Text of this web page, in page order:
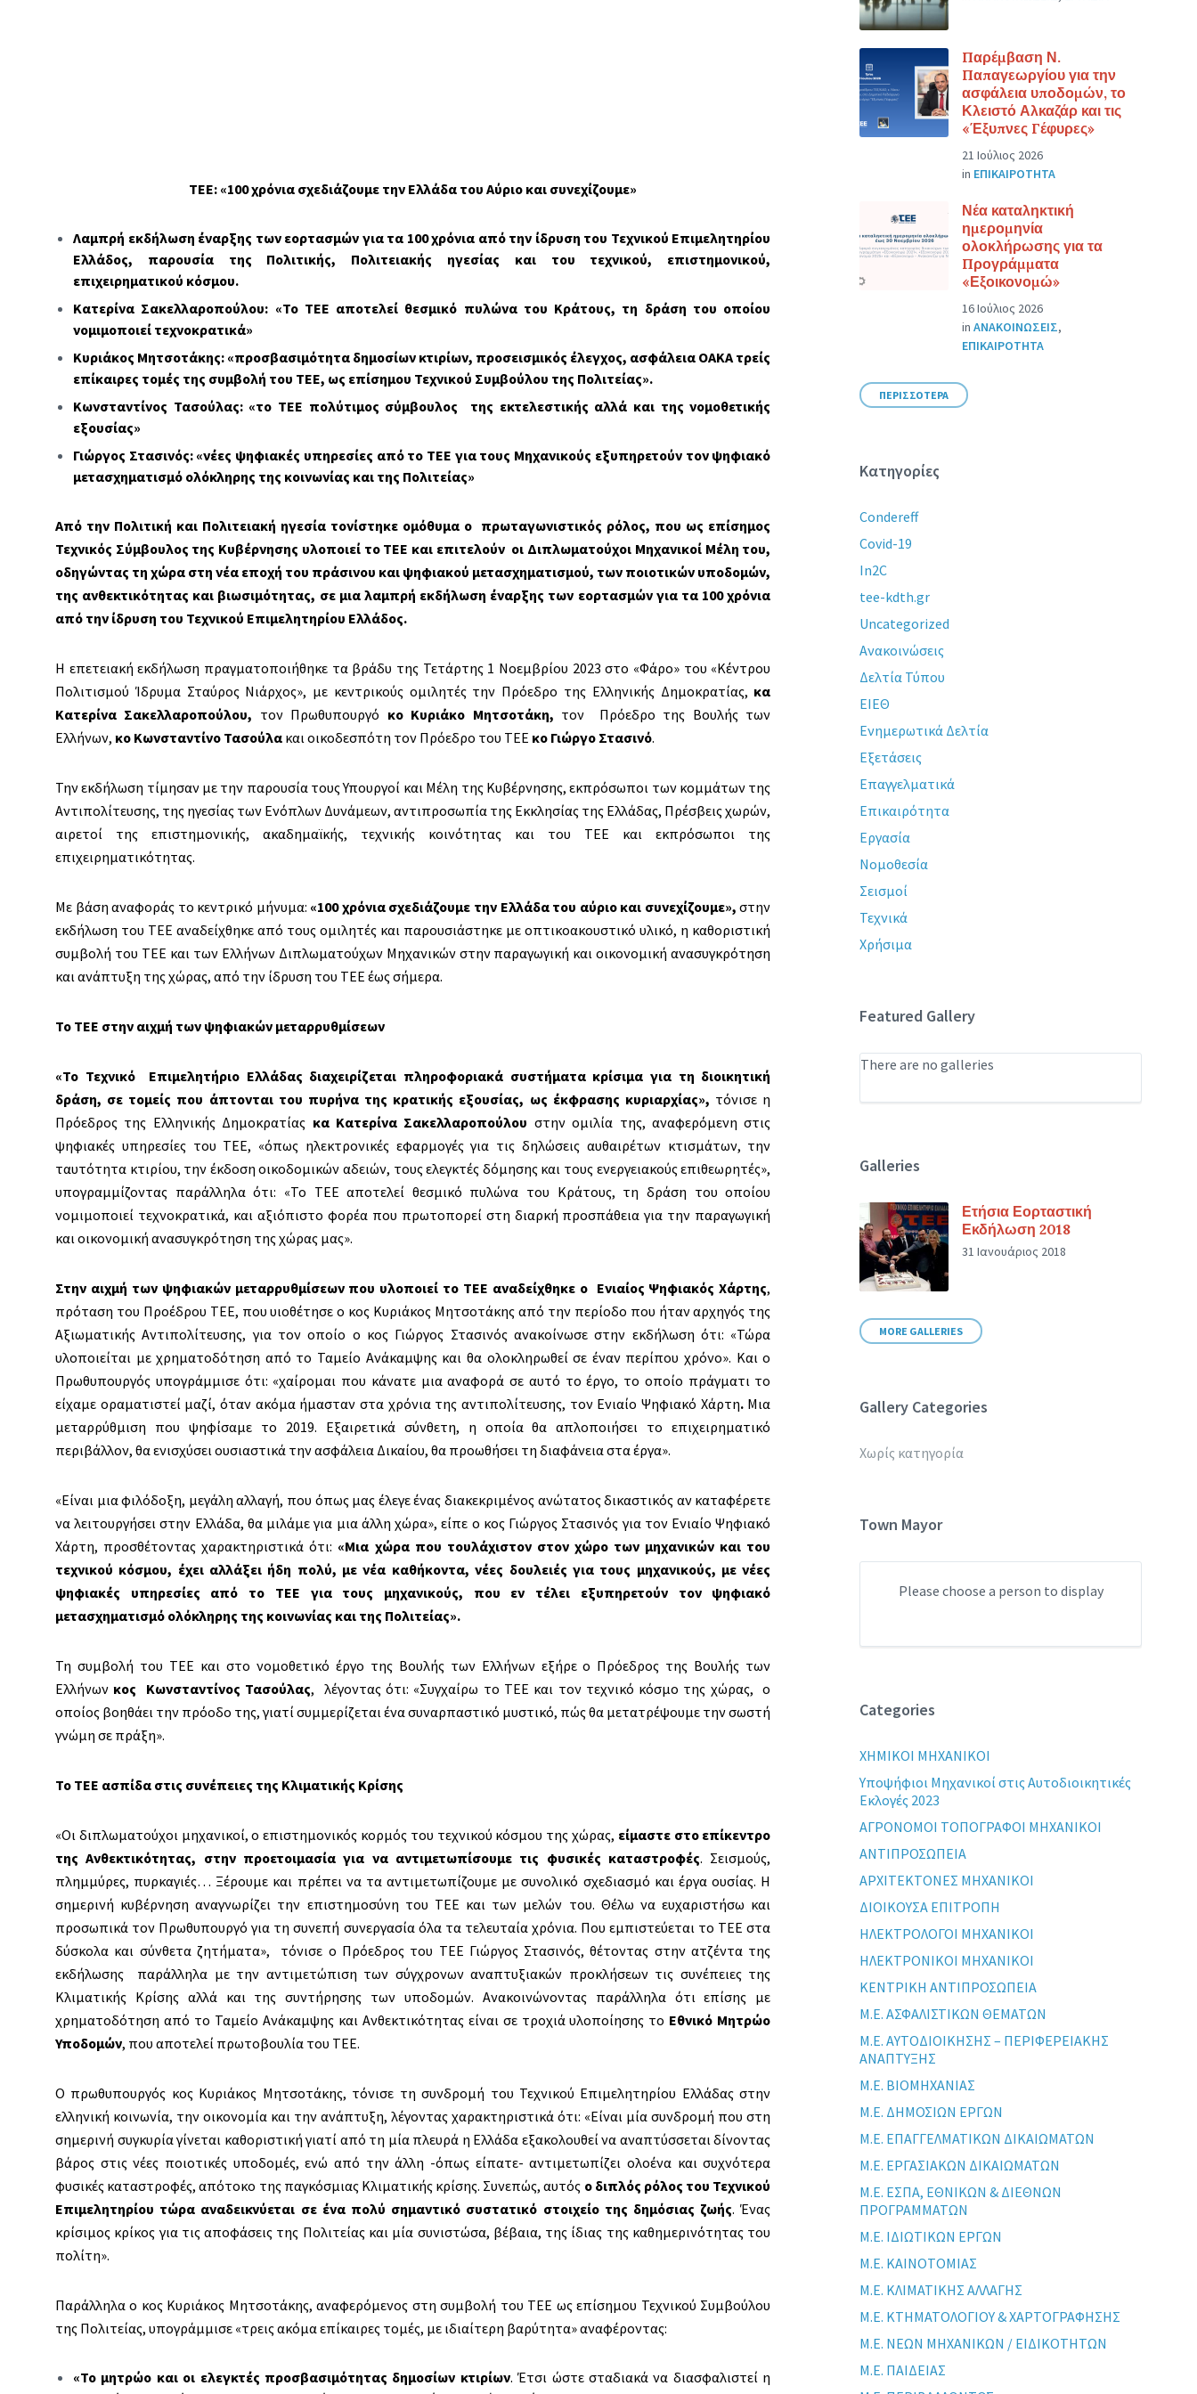
ΤΕΕ: «100 χρόνια σχεδιάζουμε την Ελλάδα του Αύριο και συνεχίζουμε»
Λαμπρή εκδήλωση έναρξης των εορτασμών για τα 100 χρόνια από την ίδρυση του Τεχνικού Επιμελητηρίου
Ελλάδος, παρουσία της Πολιτικής, Πολιτειακής ηγεσίας και του τεχνικού, επιστημονικού,
επιχειρηματικού κόσμου.
Κατερίνα Σακελλαροπούλου: «Το ΤΕΕ αποτελεί θεσμικό πυλώνα του Κράτους, τη δράση του οποίου
νομιμοποιεί τεχνοκρατικά»
Κυριάκος Μητσοτάκης: «προσβασιμότητα δημοσίων κτιρίων, προσεισμικός έλεγχος, ασφάλεια ΟΑΚΑ τρείς
επίκαιρες τομές της συμβολή του ΤΕΕ, ως επίσημου Τεχνικού Συμβούλου της Πολιτείας».
Κωνσταντίνος Τασούλας: «το ΤΕΕ πολύτιμος σύμβουλος της εκτελεστικής αλλά και της νομοθετικής
εξουσίας»
Γιώργος Στασινός: «νέες ψηφιακές υπηρεσίες από το ΤΕΕ για τους Μηχανικούς εξυπηρετούν τον ψηφιακό
μετασχηματισμό ολόκληρης της κοινωνίας και της Πολιτείας»
Από την Πολιτική και Πολιτειακή ηγεσία τονίστηκε ομόθυμα ο πρωταγωνιστικός ρόλος, που ως επίσημος
Τεχνικός Σύμβουλος της Κυβέρνησης υλοποιεί το ΤΕΕ και επιτελούν οι Διπλωματούχοι Μηχανικοί Μέλη του,
οδηγώντας τη χώρα στη νέα εποχή του πράσινου και ψηφιακού μετασχηματισμού, των ποιοτικών υποδομών,
της ανθεκτικότητας και βιωσιμότητας, σε μια λαμπρή εκδήλωση έναρξης των εορτασμών για τα 100 χρόνια
από την ίδρυση του Τεχνικού Επιμελητηρίου Ελλάδος.
Η επετειακή εκδήλωση πραγματοποιήθηκε τα βράδυ της Τετάρτης 1 Νοεμβρίου 2023 στο «Φάρο» του «Κέντρου
Πολιτισμού Ίδρυμα Σταύρος Νιάρχος», με κεντρικούς ομιλητές την Πρόεδρο της Ελληνικής Δημοκρατίας,κα
Κατερίνα Σακελλαροπούλου, τον Πρωθυπουργό κο Κυριάκο Μητσοτάκη, τον Πρόεδρο της Βουλής των
Ελλήνων, κο Κωνσταντίνο Τασούλα και οικοδεσπότη τον Πρόεδρο του ΤΕΕ κο Γιώργο Στασινό.
Την εκδήλωση τίμησαν με την παρουσία τους Υπουργοί και Μέλη της Κυβέρνησης, εκπρόσωποι των κομμάτων της
Αντιπολίτευσης, της ηγεσίας των Ενόπλων Δυνάμεων, αντιπροσωπία της Εκκλησίας της Ελλάδας, Πρέσβεις χωρών,
αιρετοί της επιστημονικής, ακαδημαϊκής, τεχνικής κοινότητας και του ΤΕΕ και εκπρόσωποι της
επιχειρηματικότητας.
Με βάση αναφοράς το κεντρικό μήνυμα: «100 χρόνια σχεδιάζουμε την Ελλάδα του αύριο και συνεχίζουμε»,στην
εκδήλωση του ΤΕΕ αναδείχθηκε από τους ομιλητές και παρουσιάστηκε με οπτικοακουστικό υλικό, η καθοριστική
συμβολή του ΤΕΕ και των Ελλήνων Διπλωματούχων Μηχανικών στην παραγωγική και οικονομική ανασυγκρότηση
και ανάπτυξη της χώρας, από την ίδρυση του ΤΕΕ έως σήμερα.
Το ΤΕΕ στην αιχμή των ψηφιακών μεταρρυθμίσεων
«Το Τεχνικό Επιμελητήριο Ελλάδας διαχειρίζεται πληροφοριακά συστήματα κρίσιμα για τη διοικητική
δράση, σε τομείς που άπτονται του πυρήνα της κρατικής εξουσίας, ως έκφρασης κυριαρχίας», τόνισε η
Πρόεδρος της Ελληνικής Δημοκρατίας κα Κατερίνα Σακελλαροπούλου στην ομιλία της, αναφερόμενη στις
ψηφιακές υπηρεσίες του ΤΕΕ, «όπως ηλεκτρονικές εφαρμογές για τις δηλώσεις αυθαιρέτων κτισμάτων, την
ταυτότητα κτιρίου, την έκδοση οικοδομικών αδειών, τους ελεγκτές δόμησης και τους ενεργειακούς επιθεωρητές»,
υπογραμμίζοντας παράλληλα ότι: «Το ΤΕΕ αποτελεί θεσμικό πυλώνα του Κράτους, τη δράση του οποίου
νομιμοποιεί τεχνοκρατικά, και αξιόπιστο φορέα που πρωτοπορεί στη διαρκή προσπάθεια για την παραγωγική
και οικονομική ανασυγκρότηση της χώρας μας».
Στην αιχμή των ψηφιακών μεταρρυθμίσεων που υλοποιεί το ΤΕΕ αναδείχθηκε ο Ενιαίος Ψηφιακός Χάρτης,
πρόταση του Προέδρου ΤΕΕ, που υιοθέτησε ο κος Κυριάκος Μητσοτάκης από την περίοδο που ήταν αρχηγός της
Αξιωματικής Αντιπολίτευσης, για τον οποίο ο κος Γιώργος Στασινός ανακοίνωσε στην εκδήλωση ότι: «Τώρα
υλοποιείται με χρηματοδότηση από το Ταμείο Ανάκαμψης και θα ολοκληρωθεί σε έναν περίπου χρόνο». Και ο
Πρωθυπουργός υπογράμμισε ότι: «χαίρομαι που κάνατε μια αναφορά σε αυτό το έργο, το οποίο πράγματι το
είχαμε οραματιστεί μαζί, όταν ακόμα ήμασταν στα χρόνια της αντιπολίτευσης, τον Ενιαίο Ψηφιακό Χάρτη.Μια
μεταρρύθμιση που ψηφίσαμε το 2019. Εξαιρετικά σύνθετη, η οποία θα απλοποιήσει το επιχειρηματικό
περιβάλλον, θα ενισχύσει ουσιαστικά την ασφάλεια Δικαίου, θα προωθήσει τη διαφάνεια στα έργα».
«Είναι μια φιλόδοξη, μεγάλη αλλαγή, που όπως μας έλεγε ένας διακεκριμένος ανώτατος δικαστικός αν καταφέρετε
να λειτουργήσει στην Ελλάδα, θα μιλάμε για μια άλλη χώρα», είπε ο κος Γιώργος Στασινός για τον Ενιαίο Ψηφιακό
Χάρτη, προσθέτοντας χαρακτηριστικά ότι: «Μια χώρα που τουλάχιστον στον χώρο των μηχανικών και του
τεχνικού κόσμου, έχει αλλάξει ήδη πολύ, με νέα καθήκοντα, νέες δουλειές για τους μηχανικούς, με νέες
ψηφιακές υπηρεσίες από το ΤΕΕ για τους μηχανικούς, που εν τέλει εξυπηρετούν τον ψηφιακό
μετασχηματισμό ολόκληρης της κοινωνίας και της Πολιτείας».
Τη συμβολή του ΤΕΕ και στο νομοθετικό έργο της Βουλής των Ελλήνων εξήρε ο Πρόεδρος της Βουλής των
Ελλήνωνκος Κωνσταντίνος Τασούλας, λέγοντας ότι: «Συγχαίρω το ΤΕΕ και τον τεχνικό κόσμο της χώρας, ο
οποίος βοηθάει την πρόοδο της, γιατί συμμερίζεται ένα συναρπαστικό μυστικό, πώς θα μετατρέψουμε την σωστή
γνώμη σε πράξη».
Το ΤΕΕ ασπίδα στις συνέπειες της Κλιματικής Κρίσης
«Οι διπλωματούχοι μηχανικοί, ο επιστημονικός κορμός του τεχνικού κόσμου της χώρας, είμαστε στο επίκεντρο
της Ανθεκτικότητας, στην προετοιμασία για να αντιμετωπίσουμε τις φυσικές καταστροφές. Σεισμούς,
πλημμύρες, πυρκαγιές… Ξέρουμε και πρέπει να τα αντιμετωπίζουμε με συνολικό σχεδιασμό και έργα ουσίας. Η
σημερινή κυβέρνηση αναγνωρίζει την επιστημοσύνη του ΤΕΕ και των μελών του. Θέλω να ευχαριστήσω και
προσωπικά τον Πρωθυπουργό για τη συνεπή συνεργασία όλα τα τελευταία χρόνια. Που εμπιστεύεται το ΤΕΕ στα
δύσκολα και σύνθετα ζητήματα», τόνισε ο Πρόεδρος του ΤΕΕ Γιώργος Στασινός, θέτοντας στην ατζέντα της
εκδήλωσης παράλληλα με την αντιμετώπιση των σύγχρονων αναπτυξιακών προκλήσεων τις συνέπειες της
Κλιματικής Κρίσης αλλά και της συντήρησης των υποδομών. Ανακοινώνοντας παράλληλα ότι επίσης με
χρηματοδότηση από το Ταμείο Ανάκαμψης και Ανθεκτικότητας είναι σε τροχιά υλοποίησης το Εθνικό Μητρώο
Υποδομών, που αποτελεί πρωτοβουλία του ΤΕΕ.
Ο πρωθυπουργός κος Κυριάκος Μητσοτάκης, τόνισε τη συνδρομή του Τεχνικού Επιμελητηρίου Ελλάδας στην
ελληνική κοινωνία, την οικονομία και την ανάπτυξη, λέγοντας χαρακτηριστικά ότι: «Είναι μία συνδρομή που στη
σημερινή συγκυρία γίνεται καθοριστική γιατί από τη μία πλευρά η Ελλάδα εξακολουθεί να αναπτύσσεται δίνοντας
βάρος στις νέες ποιοτικές υποδομές, ενώ από την άλλη -όπως είπατε- αντιμετωπίζει ολοένα και συχνότερα
φυσικές καταστροφές, απότοκο της παγκόσμιας Κλιματικής κρίσης. Συνεπώς, αυτός ο διπλός ρόλος του Τεχνικού
Επιμελητηρίου τώρα αναδεικνύεται σε ένα πολύ σημαντικό συστατικό στοιχείο της δημόσιας ζωής. Ένας
κρίσιμος κρίκος για τις αποφάσεις της Πολιτείας και μία συνιστώσα, βέβαια, της ίδιας της καθημερινότητας του
πολίτη».
Παράλληλα ο κος Κυριάκος Μητσοτάκης, αναφερόμενος στη συμβολή του ΤΕΕ ως επίσημου Τεχνικού Συμβούλου
της Πολιτείας, υπογράμμισε «τρεις ακόμα επίκαιρες τομές, με ιδιαίτερη βαρύτητα» αναφέροντας:
«Το μητρώο και οι ελεγκτές προσβασιμότητας δημοσίων κτιρίων. Έτσι ώστε σταδιακά να διασφαλιστεί η
Παρέμβαση Ν.
Παπαγεωργίου για την
ασφάλεια υποδομών, το
Κλειστό Αλκαζάρ και τις
«Έξυπνες Γέφυρες»
21 Ιούλιος 2026
in ΕΠΙΚΑΙΡΟΤΗΤΑ
Νέα καταληκτική
ημερομηνία
ολοκλήρωσης για τα
Προγράμματα
«Εξοικονομώ»
16 Ιούλιος 2026
inΑΝΑΚΟΙΝΩΣΕΙΣ,
ΕΠΙΚΑΙΡΟΤΗΤΑ
ΠΕΡΙΣΣΟΤΕΡΑ
Κατηγορίες
Condereff
Covid-19
In2C
tee-kdth.gr
Uncategorized
Ανακοινώσεις
Δελτία Τύπου
ΕΙΕΘ
Ενημερωτικά Δελτία
Εξετάσεις
Επαγγελματικά
Επικαιρότητα
Εργασία
Νομοθεσία
Σεισμοί
Τεχνικά
Χρήσιμα
Featured Gallery
There are no galleries
Galleries
Ετήσια Εορταστική
Εκδήλωση 2018
31 Ιανουάριος 2018
MORE GALLERIES
Gallery Categories
Χωρίς κατηγορία
Town Mayor
Please choose a person to display
Categories
XHMIKOI MHXANIKOI
Yποψήφιοι Μηχανικοί στις Αυτοδιοικητικές
Εκλογές 2023
ΑΓΡΟΝΟΜΟΙ ΤΟΠΟΓΡΑΦΟΙ ΜΗΧΑΝΙΚΟΙ
ΑΝΤΙΠΡΟΣΩΠΕΙΑ
ΑΡΧΙΤΕΚΤΟΝΕΣ ΜΗΧΑΝΙΚΟΙ
ΔΙΟΙΚΟΥΣΑ ΕΠΙΤΡΟΠΗ
ΗΛΕΚΤΡΟΛΟΓΟΙ ΜΗΧΑΝΙΚΟΙ
ΗΛΕΚΤΡΟΝΙΚΟΙ ΜΗΧΑΝΙΚΟΙ
ΚΕΝΤΡΙΚΗ ΑΝΤΙΠΡΟΣΩΠΕΙΑ
Μ.Ε. ΑΣΦΑΛΙΣΤΙΚΩΝ ΘΕΜΑΤΩΝ
Μ.Ε. ΑΥΤΟΔΙΟΙΚΗΣΗΣ – ΠΕΡΙΦΕΡΕΙΑΚΗΣ
ΑΝΑΠΤΥΞΗΣ
Μ.Ε. ΒΙΟΜΗΧΑΝΙΑΣ
Μ.Ε. ΔΗΜΟΣΙΩΝ ΕΡΓΩΝ
Μ.Ε. ΕΠΑΓΓΕΛΜΑΤΙΚΩΝ ΔΙΚΑΙΩΜΑΤΩΝ
Μ.Ε. ΕΡΓΑΣΙΑΚΩΝ ΔΙΚΑΙΩΜΑΤΩΝ
Μ.Ε. ΕΣΠΑ, ΕΘΝΙΚΩΝ & ΔΙΕΘΝΩΝ
ΠΡΟΓΡΑΜΜΑΤΩΝ
Μ.Ε. ΙΔΙΩΤΙΚΩΝ ΕΡΓΩΝ
Μ.Ε. ΚΑΙΝΟΤΟΜΙΑΣ
Μ.Ε. ΚΛΙΜΑΤΙΚΗΣ ΑΛΛΑΓΗΣ
Μ.Ε. ΚΤΗΜΑΤΟΛΟΓΙΟΥ & ΧΑΡΤΟΓΡΑΦΗΣΗΣ
Μ.Ε. ΝΕΩΝ ΜΗΧΑΝΙΚΩΝ / ΕΙΔΙΚΟΤΗΤΩΝ
Μ.Ε. ΠΑΙΔΕΙΑΣ